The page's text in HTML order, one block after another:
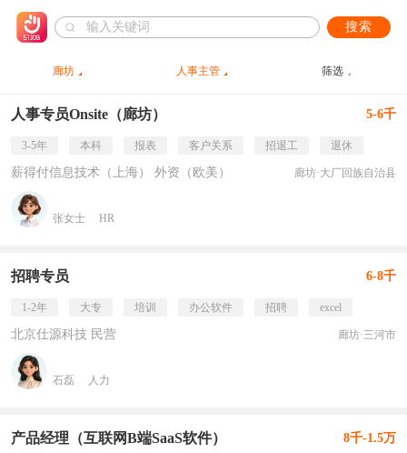
搜索
廊坊 人事主管 筛选
人事专员Onsite（廊坊） 5-6千
3-5年 本科 报表 客户关系 招退工 退休
薪得付信息技术（上海） 外资（欧美） 廊坊·大厂回族自治县
张女士 HR
招聘专员 6-8千
1-2年 大专 培训 办公软件 招聘 excel
北京仕源科技 民营 廊坊·三河市
石磊 人力
产品经理（互联网B端SaaS软件） 8千-1.5万